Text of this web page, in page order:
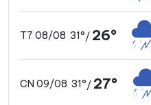
T7 08/08 31°/ 26°
CN 09/08 31°/ 27°